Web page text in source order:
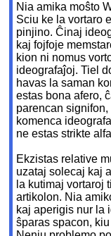
Nia amika moŝto
Sciu ke la vortaro
pinjino. Ĉinaj
kaj fojfoje
kion ni nomus
ideografaĵoj. Tiel
havas la saman
estas bona afero,
parencan
komenca
ne estas strikte
Ekzistas relative
uzataj solecaj kaj
la kutimaj vortaroj
artikolon. Nia
kaj aperigis nur la
ŝparas spacon,